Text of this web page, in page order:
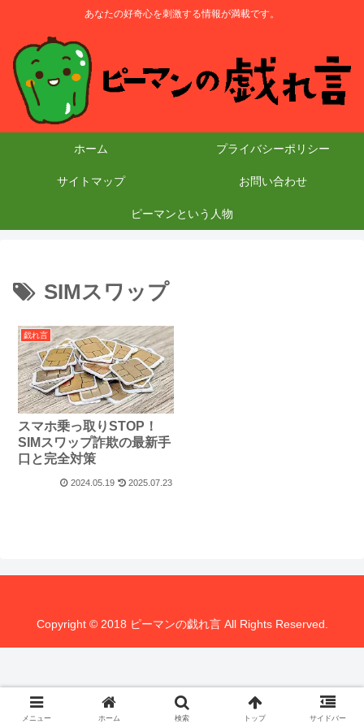
あなたの好奇心を刺激する情報が満載です。
ホーム プライバシーポリシー
サイトマップ お問い合わせ
ピーマンという人物
SIMスワップ
戯れ言
スマホ乗っ取りSTOP！
SIMスワップ詐欺の最新手
口と完全対策
2024.05.19 2025.07.23
Copyright © 2018 ピーマンの戯れ言 All Rights Reserved.
メニュー ホーム 検索 トップ サイドバー